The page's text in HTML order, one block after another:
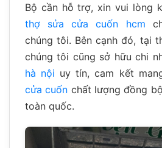
Bộ cần hỗ trợ, xin vui lòng
thợ sửa cửa cuốn hcm
chúng tôi. Bên cạnh đó, tại
chúng tôi cũng sở hữu chi
hà nội uy tín, cam kết
cửa cuốn chất lượng đồng
toàn quốc.